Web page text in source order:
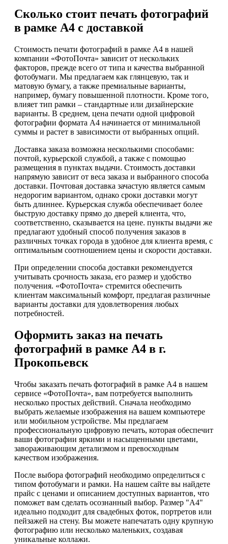
Сколько стоит печать фотографий
в рамке А4 с доставкой
Стоимость печати фотографий в рамке А4 в нашей
компании «ФотоПочта» зависит от нескольких
факторов, прежде всего от типа и качества выбранной
фотобумаги. Мы предлагаем как глянцевую, так и
матовую бумагу, а также премиальные варианты,
например, бумагу повышенной плотности. Кроме того,
влияет тип рамки – стандартные или дизайнерские
варианты. В среднем, цена печати одной цифровой
фотографии формата А4 начинается от минимальной
суммы и растет в зависимости от выбранных опций.
Доставка заказа возможна несколькими способами:
почтой, курьерской службой, а также с помощью
размещения в пунктах выдачи. Стоимость доставки
напрямую зависит от веса заказа и выбранного способа
доставки. Почтовая доставка зачастую является самым
недорогим вариантом, однако сроки доставки могут
быть длиннее. Курьерская служба обеспечивает более
быструю доставку прямо до дверей клиента, что,
соответственно, сказывается на цене. пункты выдачи же
предлагают удобный способ получения заказов в
различных точках города в удобное для клиента время, с
оптимальным соотношением цены и скорости доставки.
При определении способа доставки рекомендуется
учитывать срочность заказа, его размер и удобство
получения. «ФотоПочта» стремится обеспечить
клиентам максимальный комфорт, предлагая различные
варианты доставки для удовлетворения любых
потребностей.
Оформить заказ на печать
фотографий в рамке А4 в г.
Прокопьевск
Чтобы заказать печать фотографий в рамке А4 в нашем
сервисе «ФотоПочта», вам потребуется выполнить
несколько простых действий. Сначала необходимо
выбрать желаемые изображения на вашем компьютере
или мобильном устройстве. Мы предлагаем
профессиональную цифровую печать, которая обеспечит
ваши фотографии яркими и насыщенными цветами,
завораживающим детализмом и превосходным
качеством изображения.
После выбора фотографий необходимо определиться с
типом фотобумаги и рамки. На нашем сайте вы найдете
прайс с ценами и описанием доступных вариантов, что
поможет вам сделать осознанный выбор. Размер "А4"
идеально подходит для свадебных фоток, портретов или
пейзажей на стену. Вы можете напечатать одну крупную
фотографию или несколько маленьких, создавая
уникальные коллажи.